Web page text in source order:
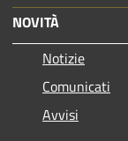
NOVITÀ
Notizie
Comunicati
Avvisi